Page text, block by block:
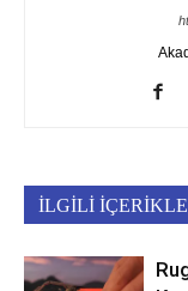
İLGİLİ